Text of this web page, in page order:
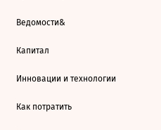
Ведомости&
Капитал
Инновации и технологии
Как потратить